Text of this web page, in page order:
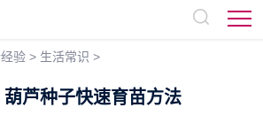
验 > 生活常识 >
芦种子快速育苗方法